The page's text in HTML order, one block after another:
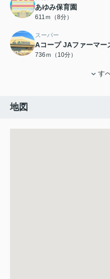
あゆみ保育園
611ｍ（8分）
スーパー
Aコープ JAファーマー
736ｍ（10分）
す
地図